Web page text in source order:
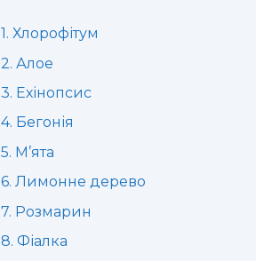
1. Хлорофітум
2. Алое
3. Ехінопсис
4. Бегонія
5. М’ята
6. Лимонне дерево
7. Розмарин
8. Фіалка